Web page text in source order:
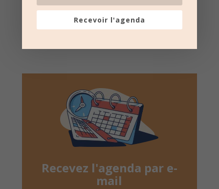
une fois par semaine.
Recevez l'agenda par e-
mail
Recevoir l'agenda